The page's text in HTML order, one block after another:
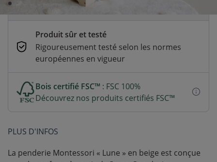
CB, Paypal, Klarna, Apple Pay, Google Pay
Produit sûr et testé
Rigoureusement testé selon les normes
européennes en vigueur
Bois certifié FSC™ : FSC 100%
Découvrez nos produits certifiés FSC™
PLUS D'INFOS
La penderie Montessori « Lune » en beige est conçue